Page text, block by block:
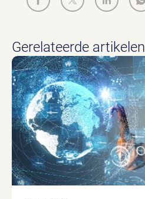
Gerelateerde artikelen